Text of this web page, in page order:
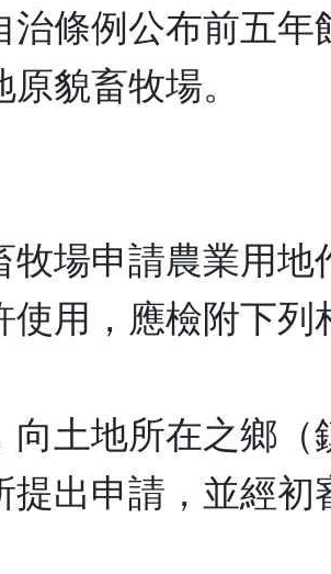
治條例公布前五年
貌畜牧場。
牧場申請農業用地
使用，應檢附下列
向土地所在之鄉（
提出申請，並經初